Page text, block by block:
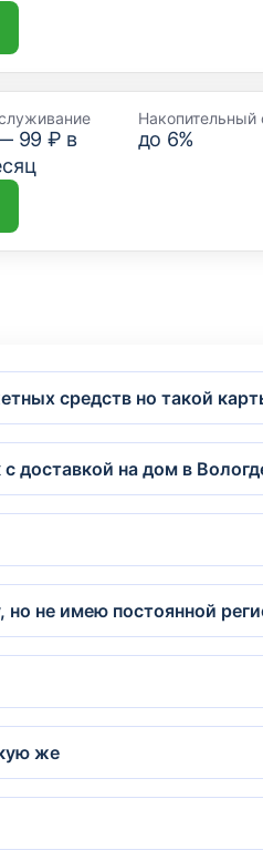
99 ₽ в
Накопительный
до 6%
средств но такой
доставкой на дом в
но не имею постоянной
же